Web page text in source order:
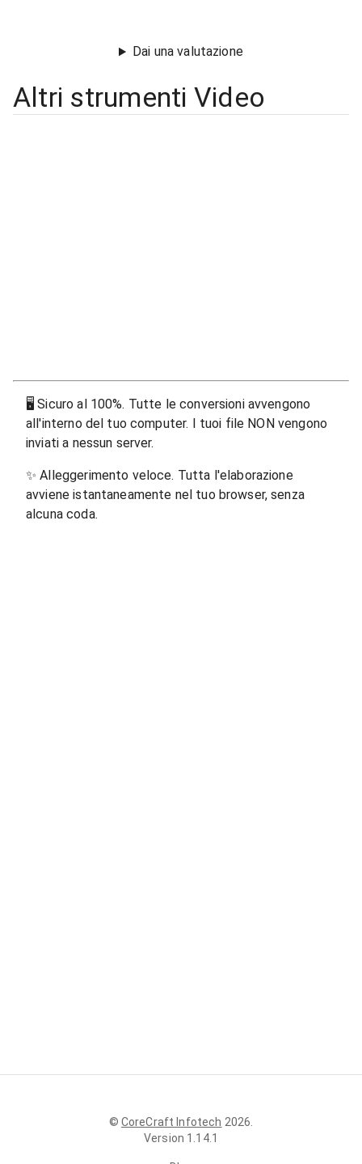
Dai una valutazione
Altri strumenti Video
🖥Sicuro al 100%. Tutte le conversioni avvengono
all'interno del tuo computer. I tuoi file NON vengono
inviati a nessun server.
✨Alleggerimento veloce. Tutta l'elaborazione
avviene istantaneamente nel tuo browser, senza
alcuna coda.
© CoreCraft Infotech 2026.
Version 1.14.1